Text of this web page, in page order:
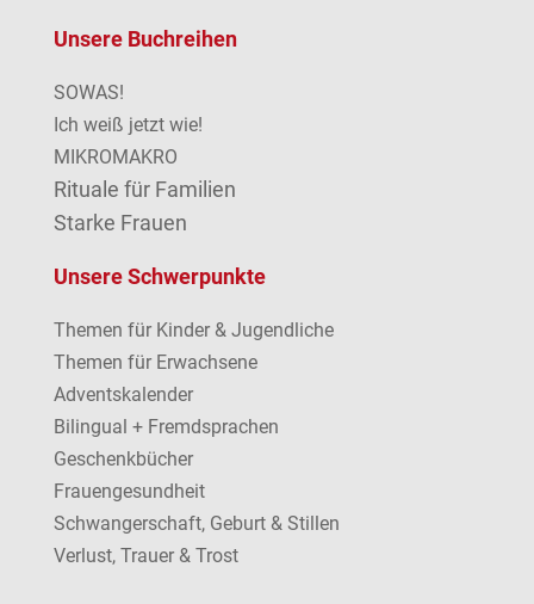
Unsere Buchreihen
SOWAS!
Ich weiß jetzt wie!
MIKROMAKRO
Rituale für Familien
Starke Frauen
Unsere Schwerpunkte
Themen für Kinder & Jugendliche
Themen für Erwachsene
Adventskalender
Bilingual + Fremdsprachen
Geschenkbücher
Frauengesundheit
Schwangerschaft, Geburt & Stillen
Verlust, Trauer & Trost